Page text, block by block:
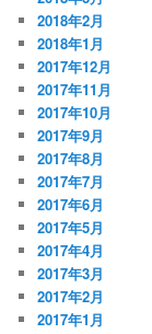
2018年2月
2018年1月
2017年12月
2017年11月
2017年10月
2017年9月
2017年8月
2017年7月
2017年6月
2017年5月
2017年4月
2017年3月
2017年2月
2017年1月